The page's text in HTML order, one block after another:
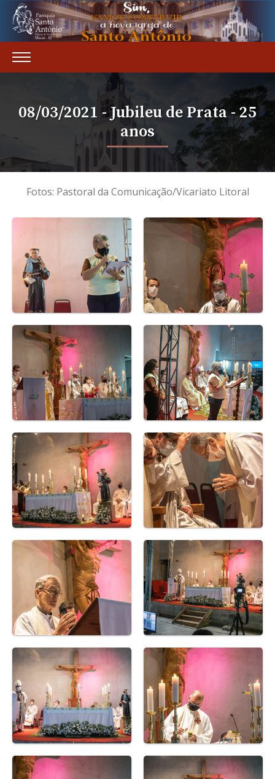
08/03/2021 - Jubileu de Prata - 25
anos
Fotos: Pastoral da Comunicação/Vicariato Litoral